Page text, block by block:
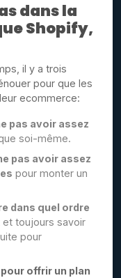
dans la
Shopify,
il y a trois
pour que les
ecommerce:
pas avoir assez
soi-même.
pas avoir assez
pour monter un
dans quel ordre
et toujours savoir
pour
pour offrir un plan